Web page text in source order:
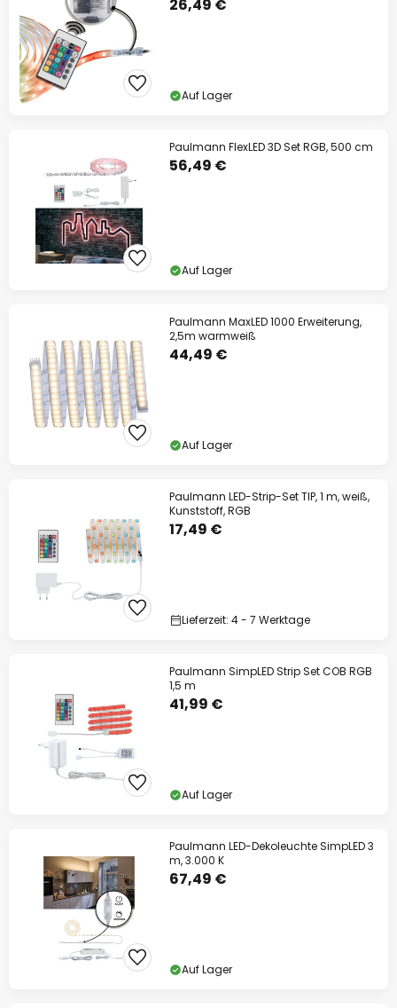
26,49 €
Auf Lager
Paulmann FlexLED 3D Set RGB, 500 cm
56,49 €
Auf Lager
Paulmann MaxLED 1000 Erweiterung,
2,5m warmweiß
44,49 €
Auf Lager
Paulmann LED-Strip-Set TIP, 1 m, weiß,
Kunststoff, RGB
17,49 €
Lieferzeit: 4 - 7 Werktage
Paulmann SimpLED Strip Set COB RGB
1,5 m
41,99 €
Auf Lager
Paulmann LED-Dekoleuchte SimpLED 3
m, 3.000 K
67,49 €
Auf Lager